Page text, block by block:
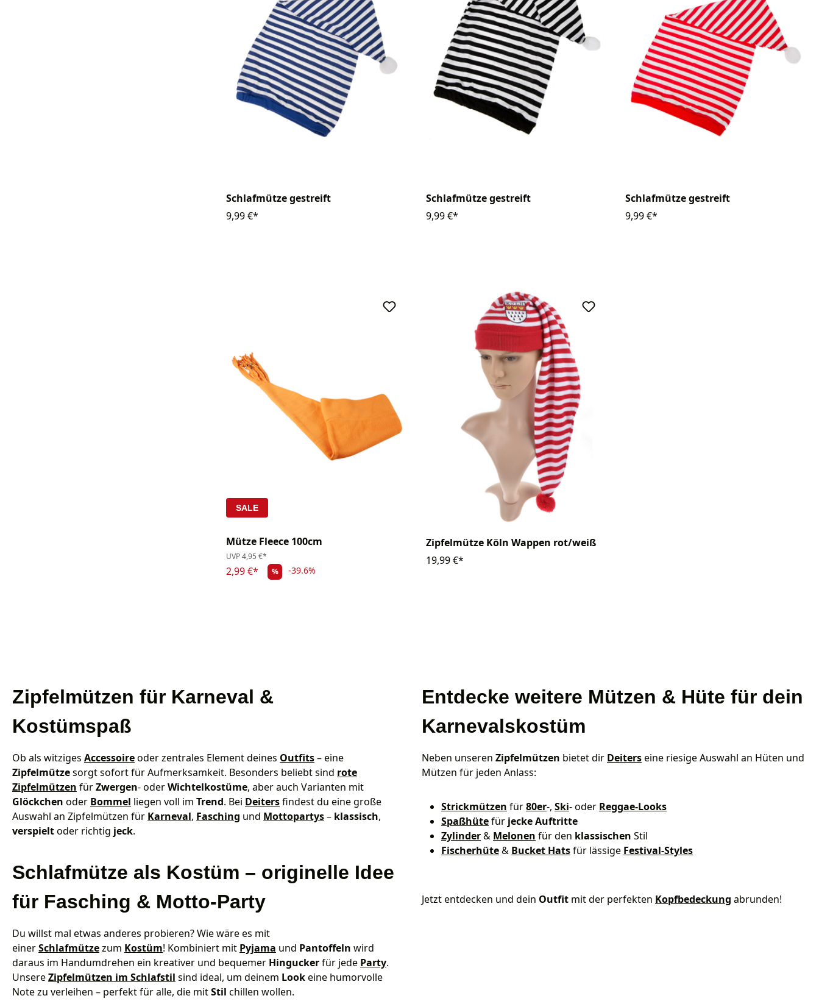
Schlafmütze gestreift
9,99 €*
Schlafmütze gestreift
9,99 €*
Schlafmütze gestreift
9,99 €*
SALE
Mütze Fleece 100cm
UVP4,95 €*
2,99 €* % -39.6%
Zipfelmütze Köln Wappen rot/weiß
19,99 €*
Zipfelmützen für Karneval &
Kostümspaß
Ob als witziges Accessoireoder zentrales Element deines Outfits– eine
Zipfelmützesorgt sofort für Aufmerksamkeit. Besonders beliebt sind rote
Zipfelmützen fürZwergen- oderWichtelkostüme, aber auch Varianten mit
Glöckchen oder Bommel liegen voll im Trend. Bei Deitersfindest du eine große
Auswahl an Zipfelmützen für Karneval, Fasching und Mottopartys– klassisch,
verspieltoder richtig jeck.
Schlafmütze als Kostüm – originelle Idee
für Fasching & Motto-Party
Du willst mal etwas anderes probieren? Wie wäre es mit
einerSchlafmützezum Kostüm! Kombiniert mit Pyjama und Pantoffeln wird
daraus im Handumdrehen ein kreativer und bequemer Hinguckerfür jede Party.
UnsereZipfelmützen im Schlafstil sind ideal, um deinem Lookeine humorvolle
Note zu verleihen – perfekt für alle, die mitStil chillen wollen.
Entdecke weitere Mützen & Hüte für dein
Karnevalskostüm
Neben unseren Zipfelmützen bietet dir Deiterseine riesige Auswahl an Hüten und
Mützen für jeden Anlass:
Strickmützen für80er-, Ski- oder Reggae-Looks
Spaßhütefür jecke Auftritte
Zylinder& Melonen für den klassischen Stil
Fischerhüte& Bucket Hatsfür lässige Festival-Styles
Jetzt entdecken und dein Outfit mit der perfekten Kopfbedeckung abrunden!